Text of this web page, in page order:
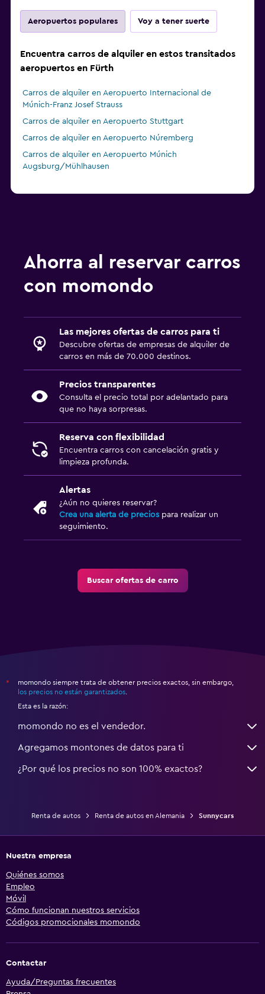
Aeropuertos populares Voy a tener suerte
Encuentra carros de alquiler en estos transitados
aeropuertos en Fürth
Carros de alquiler en Aeropuerto Internacional de
Múnich-Franz Josef Strauss
Carros de alquiler en Aeropuerto Stuttgart
Carros de alquiler en Aeropuerto Núremberg
Carros de alquiler en Aeropuerto Múnich
Augsburg/Mühlhausen
Ahorra al reservar carros
con momondo
Las mejores ofertas de carros para ti
Descubre ofertas de empresas de alquiler de
carros en más de 70.000 destinos.
Precios transparentes
Consulta el precio total por adelantado para
que no haya sorpresas.
Reserva con flexibilidad
Encuentra carros con cancelación gratis y
limpieza profunda.
Alertas
¿Aún no quieres reservar?
Crea una alerta de precios para realizar un
seguimiento.
Buscar ofertas de carro
*
momondo siempre trata de obtener precios exactos, sin embargo,
los precios no están garantizados.
Esta es la razón:
momondo no es el vendedor.
Agregamos montones de datos para ti
¿Por qué los precios no son 100% exactos?
Renta de autos Renta de autos en Alemania Sunnycars
Nuestra empresa
Quiénes somos
Empleo
Móvil
Cómo funcionan nuestros servicios
Códigos promocionales momondo
Contactar
Ayuda/Preguntas frecuentes